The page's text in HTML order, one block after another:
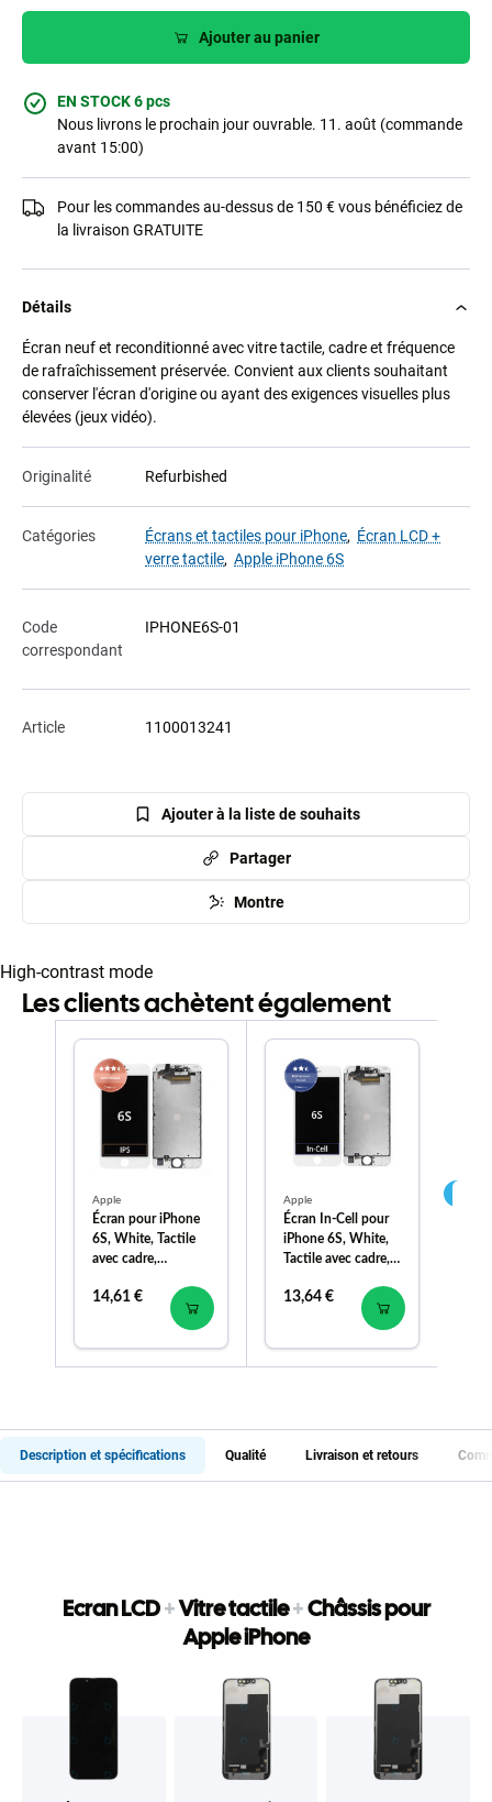
Ajouter au panier
EN STOCK 6 pcs
Nous livrons le prochain jour ouvrable. 11. août (commande
avant 15:00)
Pour les commandes au-dessus de 150 € vous bénéficiez de
la livraison GRATUITE
Détails
Écran neuf et reconditionné avec vitre tactile, cadre et fréquence
de rafraîchissement préservée. Convient aux clients souhaitant
conserver l'écran d'origine ou ayant des exigences visuelles plus
élevées (jeux vidéo).
Originalité Refurbished
Catégories Écrans et tactiles pour iPhone, Écran LCD +
verre tactile, Apple iPhone 6S
Code
correspondant
IPHONE6S-01
Article 1100013241
Ajouter à la liste de souhaits
Partager
Montre
High-contrast mode
Les clients achètent également
Apple
Écran pour iPhone
6S, White, Tactile
avec cadre,
14,61 €
Apple
Écran In-Cell pour
iPhone 6S, White,
Tactile avec cadre,
13,64 €
Description et spécifications Qualité Livraison et retours
Ecran LCD+Vitre tactile+Châssis pour
Apple iPhone